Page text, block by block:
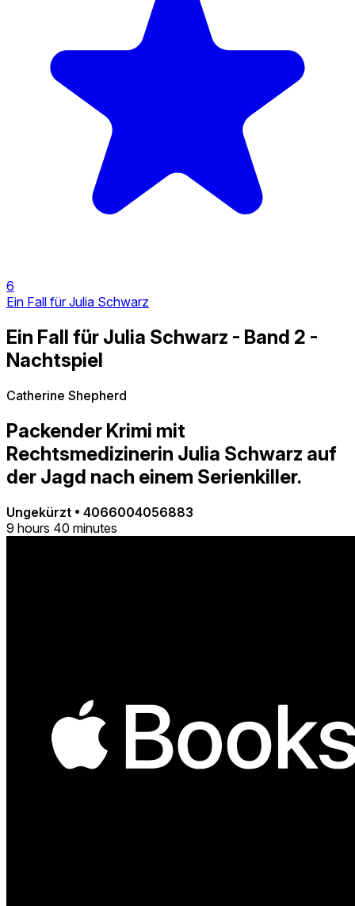
6
Ein Fall für Julia Schwarz
Ein Fall für Julia Schwarz - Band 2 -
Nachtspiel
Catherine Shepherd
Packender Krimi mit
Rechtsmedizinerin Julia Schwarz auf
der Jagd nach einem Serienkiller.
Ungekürzt • 4066004056883
9 hours 40 minutes